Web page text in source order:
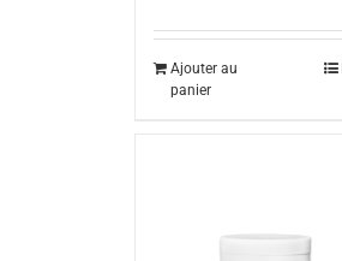
Ajouter au
panier